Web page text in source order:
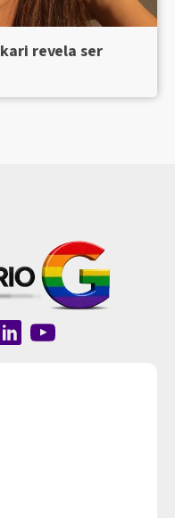
revela ser